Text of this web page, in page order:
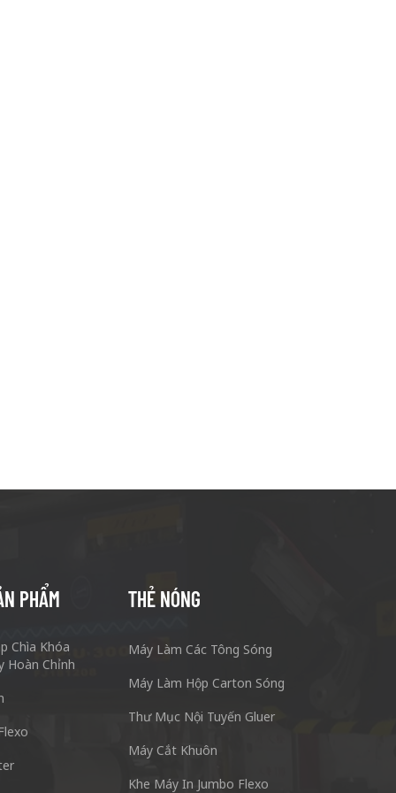
Carton Keshenglong Quảng Châu.
PHẨM
Chìa Khóa
Hoàn Chỉnh
THẺ NÓNG
Máy Làm Các Tông Sóng
Máy Làm Hộp Carton Sóng
Thư Mục Nội Tuyến Gluer
Máy Cắt Khuôn
Khe Máy In Jumbo Flexo